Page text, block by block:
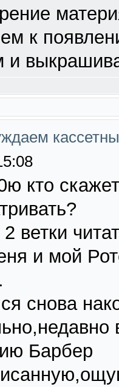
к
и
кто
ветки
и мой
снова
Барбер